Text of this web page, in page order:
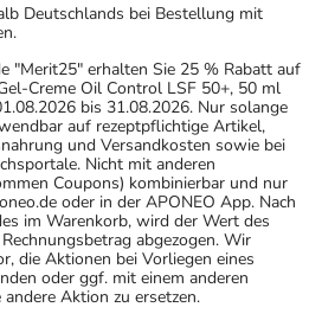
Deutschlands bei Bestellung mit
"Merit25" erhalten Sie 25 % Rabatt auf
Creme Oil Control LSF 50+, 50 ml
bis 31.08.2026. Nur solange
auf rezeptpflichtige Artikel,
und Versandkosten sowie bei
Nicht mit anderen
Coupons) kombinierbar und nur
oder in der APONEO App. Nach
im Warenkorb, wird der Wert des
abgezogen. Wir
die Aktionen bei Vorliegen eines
oder ggf. mit einem anderen
Aktion zu ersetzen.